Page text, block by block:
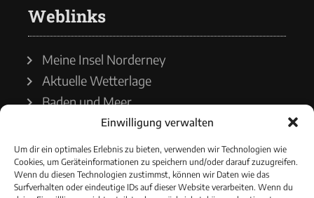
Einwilligung verwalten
Um dir ein optimales Erlebnis zu bieten, verwenden wir Technologien wie
Cookies, um Geräteinformationen zu speichern und/oder darauf zuzugreifen.
Wenn du diesen Technologien zustimmst, können wir Daten wie das
Surfverhalten oder eindeutige IDs auf dieser Website verarbeiten. Wenn du
Weblinks
Meine Insel Norderney
Aktuelle Wetterlage
Baden und Meer
Wetterdienst
Wasserstände
Schiffsverkehr